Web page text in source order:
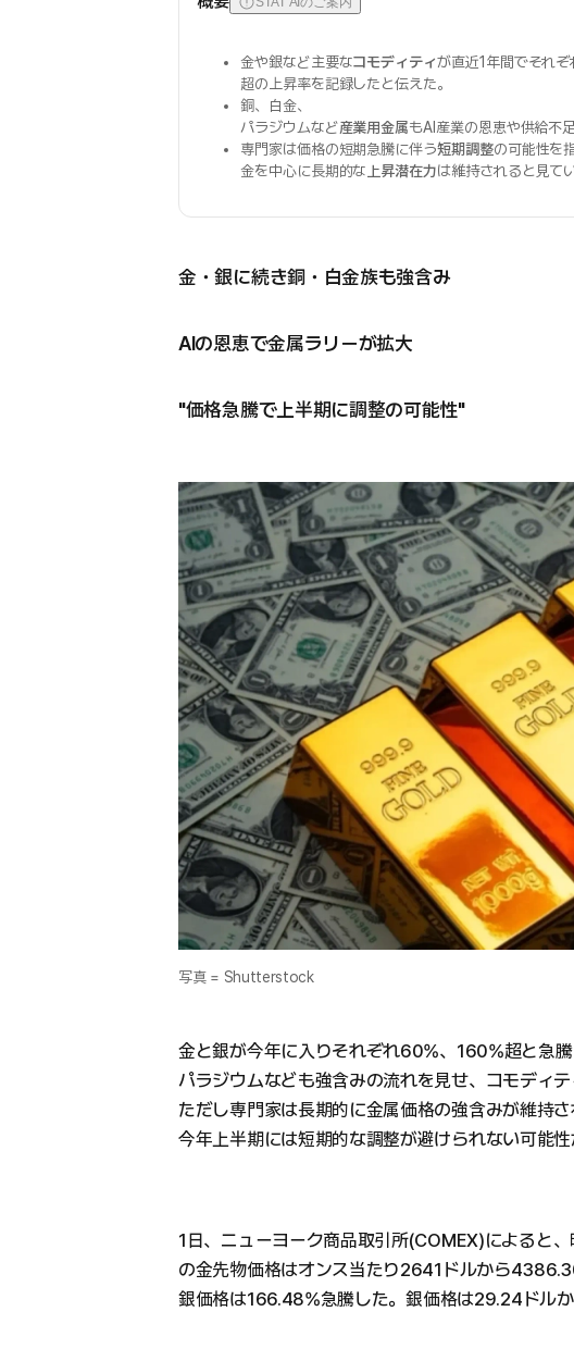
金や銀など主要なコモディティが直近1年間でそれ
超の上昇率を記録したと伝えた。
銅、白金、
パラジウムなど産業用金属もAI産業の恩恵や供給不
専門家は価格の短期急騰に伴う短期調整の可能性を
金を中心に長期的な 上昇潜在力は維持されると見てい
金・銀に続き銅・白金族も強含み
AIの恩恵で金属ラリーが拡大
"価格急騰で上半期に調整の可能性"
写真 = Shutterstock
金と銀が今年に入りそれぞれ60%、160%超と急騰
パラジウムなども強含みの流れを見せ、コモディ
ただし専門家は長期的に金属価格の強含みが維持
今年上半期には短期的な調整が避けられない可能性
1日、ニューヨーク商品取引所(COMEX)によると、
の金先物価格はオンス当たり2641ドルから
銀価格は166.48%急騰した。銀価格は29.24ドルか